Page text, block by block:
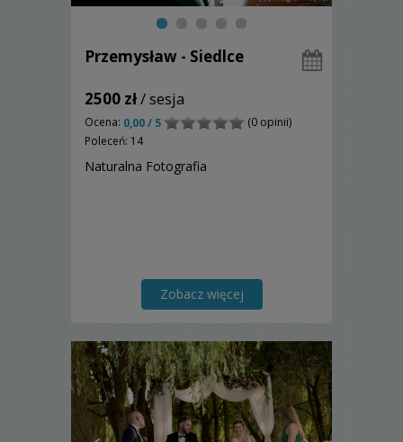
Przemysław - Siedlce
2500 zł/ sesja
Ocena: 0,00 / 5
(0 opinii)
Poleceń: 14
Naturalna Fotografia
Zobacz więcej